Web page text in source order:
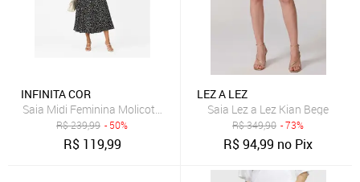
INFINITA COR
Saia Midi Feminina Molicotton Viscose Infinita Cor Preto
R$239,99 - 50%
R$ 119,99
LEZ A LEZ
Saia Lez a Lez Kian Bege
R$349,90 - 73%
R$94,99 no Pix